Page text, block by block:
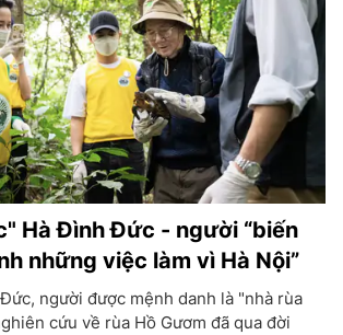
Hà Đình Đức - người “biến
những việc làm vì Hà Nội”
người được mệnh danh là "nhà rùa
cứu về rùa Hồ Gươm đã qua đời